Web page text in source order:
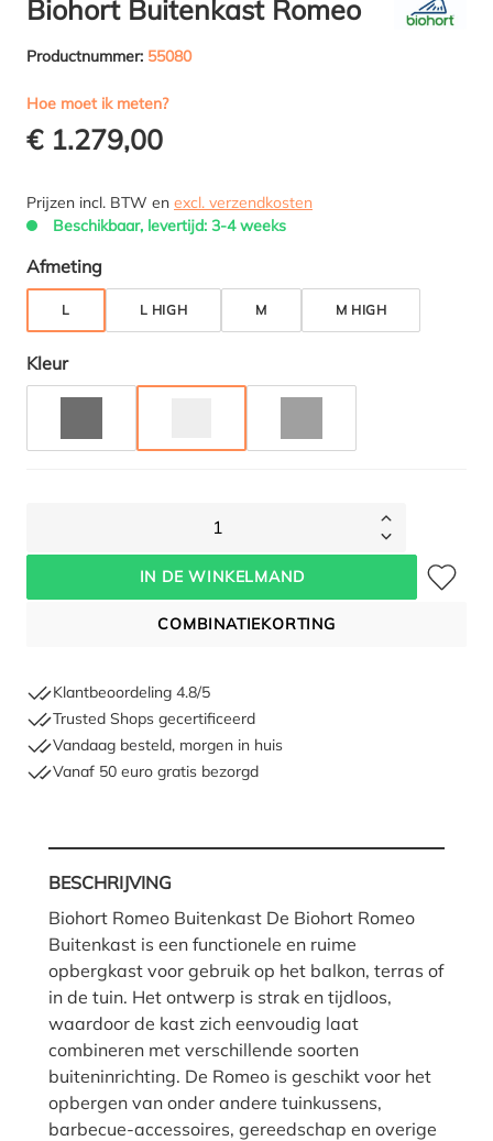
Biohort Buitenkast Romeo
Productnummer: 55080
Hoe moet ik meten?
€ 1.279,00
Prijzen incl. BTW en excl. verzendkosten
Beschikbaar, levertijd: 3-4 weeks
Selecteer
Afmeting
L L HIGH M M HIGH
Selecteer
Kleur
1
IN DE WINKELMAND
COMBINATIEKORTING
Klantbeoordeling 4.8/5
Trusted Shops gecertificeerd
Vandaag besteld, morgen in huis
Vanaf 50 euro gratis bezorgd
BESCHRIJVING
Biohort Romeo Buitenkast De Biohort Romeo
Buitenkast is een functionele en ruime
opbergkast voor gebruik op het balkon, terras of
in de tuin. Het ontwerp is strak en tijdloos,
waardoor de kast zich eenvoudig laat
combineren met verschillende soorten
buiteninrichting. De Romeo is geschikt voor het
opbergen van onder andere tuinkussens,
barbecue-accessoires, gereedschap en overige